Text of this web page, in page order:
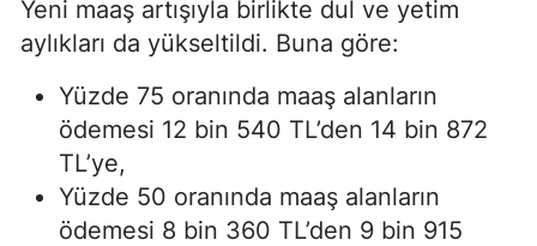
Yeni maaş artışıyla birlikte dul ve yetim
aylıkları da yükseltildi. Buna göre:
Yüzde 75 oranında maaş alanların
ödemesi 12 bin 540 TL’den 14 bin 872
TL’ye,
Yüzde 50 oranında maaş alanların
ödemesi 8 bin 360 TL’den 9 bin 915